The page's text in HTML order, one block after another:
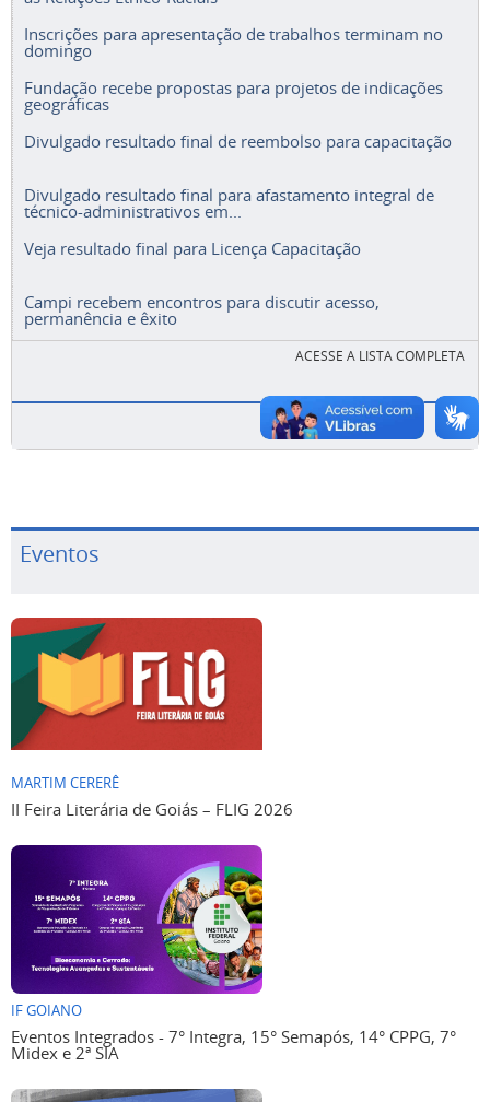
Inscrições para apresentação de trabalhos terminam no
domingo
Fundação recebe propostas para projetos de indicações
geográficas
Divulgado resultado final de reembolso para capacitação
Divulgado resultado final para afastamento integral de
técnico-administrativos em...
Veja resultado final para Licença Capacitação
Campi recebem encontros para discutir acesso,
permanência e êxito
ACESSE A LISTA COMPLETA
Eventos
MARTIM CERERÊ
II Feira Literária de Goiás – FLIG 2026
IF GOIANO
Eventos Integrados - 7° Integra, 15° Semapós, 14° CPPG, 7°
Midex e 2ª SIA